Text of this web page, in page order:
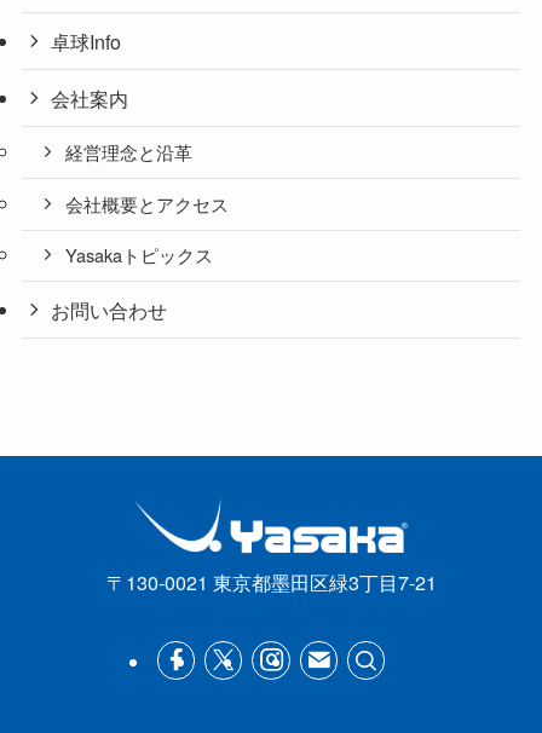
卓球Info
会社案内
経営理念と沿革
会社概要とアクセス
Yasakaトピックス
お問い合わせ
〒130-0021 東京都墨田区緑3丁目7-21